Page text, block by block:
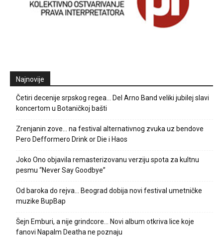
Najnovije
Četiri decenije srpskog regea… Del Arno Band veliki jubilej slavi
koncertom u Botaničkoj bašti
Zrenjanin zove… na festival alternativnog zvuka uz bendove
Pero Defformero Drink or Die i Haos
Joko Ono objavila remasterizovanu verziju spota za kultnu
pesmu “Never Say Goodbye”
Od baroka do rejva… Beograd dobija novi festival umetničke
muzike BupBap
Šejn Emburi, a nije grindcore… Novi album otkriva lice koje
fanovi Napalm Deatha ne poznaju